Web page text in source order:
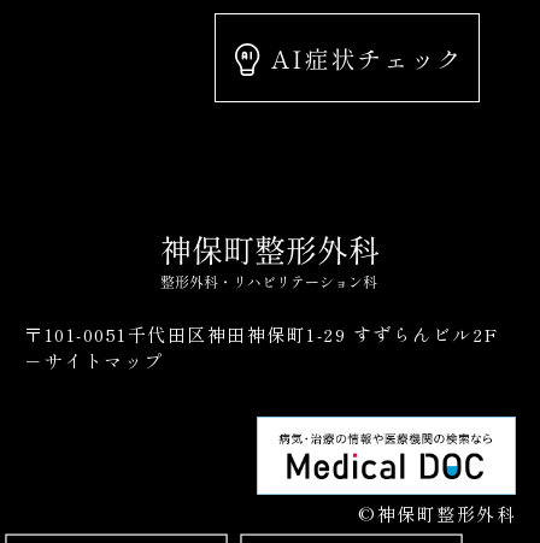
〒101-0051千代田区神田神保町1-29 すずらんビル2F
－サイトマップ
©神保町整形外科